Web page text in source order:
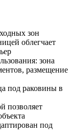
зон
облегчает
зона
размещение
под раковины в
позволяет
под